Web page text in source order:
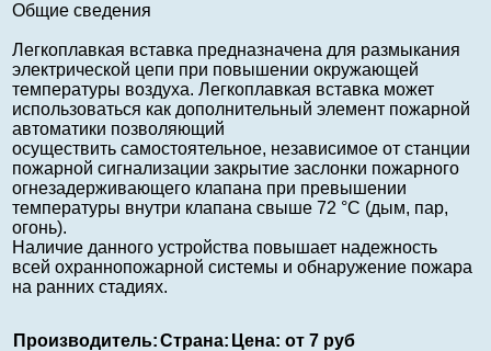
Общие сведения
Легкоплавкая вставка предназначена для размыкания
электрической цепи при повышении окружающей
температуры воздуха. Легкоплавкая вставка может
использоваться как дополнительный элемент пожарной
автоматики позволяющий
осуществить самостоятельное, независимое от станции
пожарной сигнализации закрытие заслонки пожарного
огнезадерживающего клапана при превышении
температуры внутри клапана свыше 72 °C (дым, пар,
огонь).
Наличие данного устройства повышает надежность
всей охраннопожарной системы и обнаружение пожара
на ранних стадиях.
Производитель:Страна: Цена: от 7 руб